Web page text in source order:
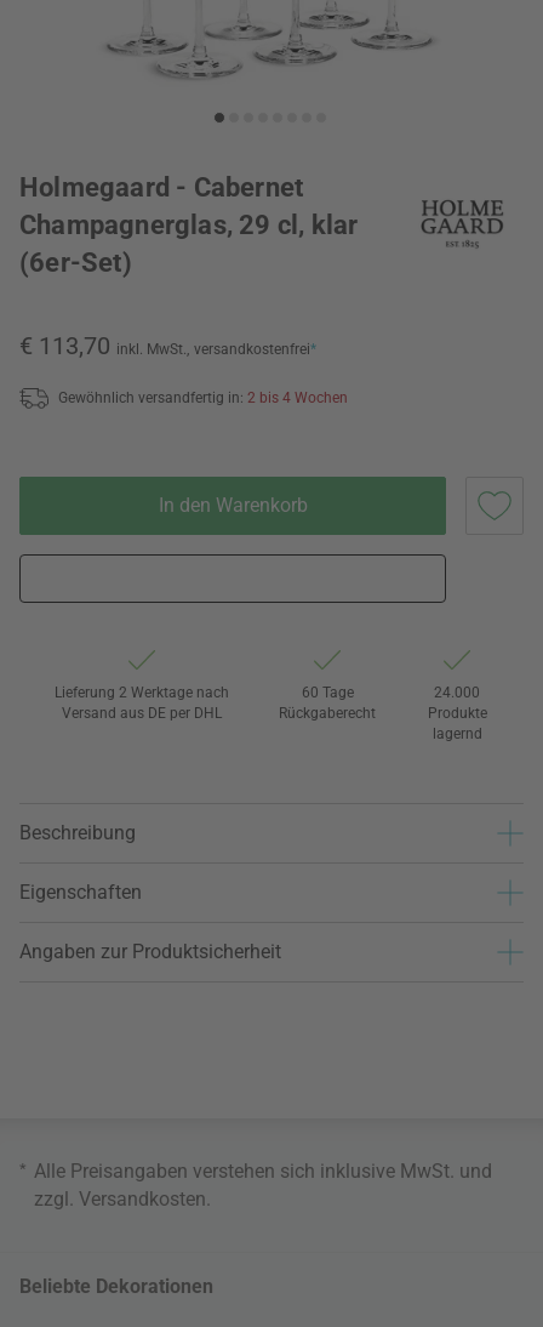
Holmegaard - Cabernet
Champagnerglas, 29 cl, klar
(6er-Set)
€ 113,70 inkl. MwSt., versandkostenfrei*
Gewöhnlich versandfertig in: 2 bis 4 Wochen
In den Warenkorb
Lieferung 2 Werktage nach
Versand aus DE per DHL
60 Tage
Rückgaberecht
24.000
Produkte
lagernd
Beschreibung
Eigenschaften
Angaben zur Produktsicherheit
* Alle Preisangaben verstehen sich inklusive MwSt. und
zzgl. Versandkosten
Beliebte Dekorationen